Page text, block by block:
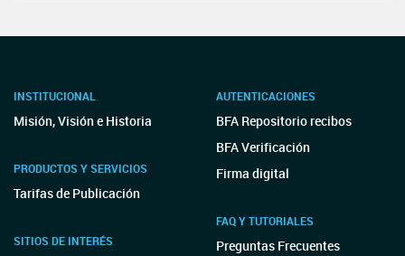
INSTITUCIONAL
Misión, Visión e Historia
PRODUCTOS Y SERVICIOS
Tarifas de Publicación
SITIOS DE INTERÉS
AUTENTICACIONES
BFA Repositorio recibos
BFA Verificación
Firma digital
FAQ Y TUTORIALES
Preguntas Frecuentes